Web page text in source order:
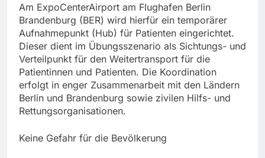
Am ExpoCenterAirport am Flughafen Berlin
Brandenburg (BER) wird hierfür ein temporärer
Aufnahmepunkt (Hub) für Patienten eingerichtet.
Dieser dient im Übungsszenario als Sichtungs- und
Verteilpunkt für den Weitertransport für die
Patientinnen und Patienten. Die Koordination
erfolgt in enger Zusammenarbeit mit den Ländern
Berlin und Brandenburg sowie zivilen Hilfs- und
Rettungsorganisationen.
Keine Gefahr für die Bevölkerung